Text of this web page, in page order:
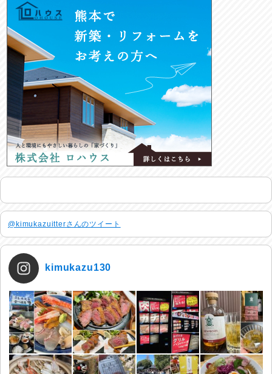
@kimukazuitterさんのツイート
kimukazu130